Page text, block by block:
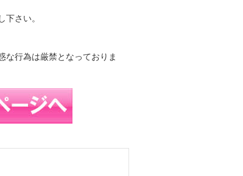
さい。
行為は厳禁となっておりま